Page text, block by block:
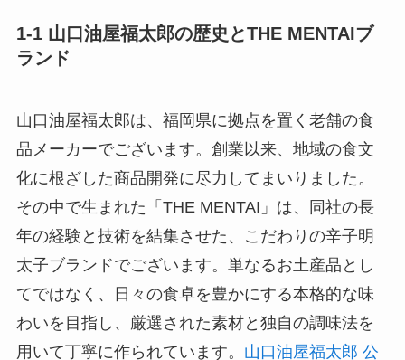
1-1 山口油屋福太郎の歴史とTHE MENTAIブ
ランド
山口油屋福太郎は、福岡県に拠点を置く老舗の食
品メーカーでございます。創業以来、地域の食文
化に根ざした商品開発に尽力してまいりました。
その中で生まれた「THE MENTAI」は、同社の長
年の経験と技術を結集させた、こだわりの辛子明
太子ブランドでございます。単なるお土産品とし
てではなく、日々の食卓を豊かにする本格的な味
わいを目指し、厳選された素材と独自の調味法を
用いて丁寧に作られています。 山口油屋福太郎 公